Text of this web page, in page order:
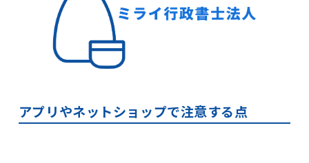
アプリやネットショップで注意する点